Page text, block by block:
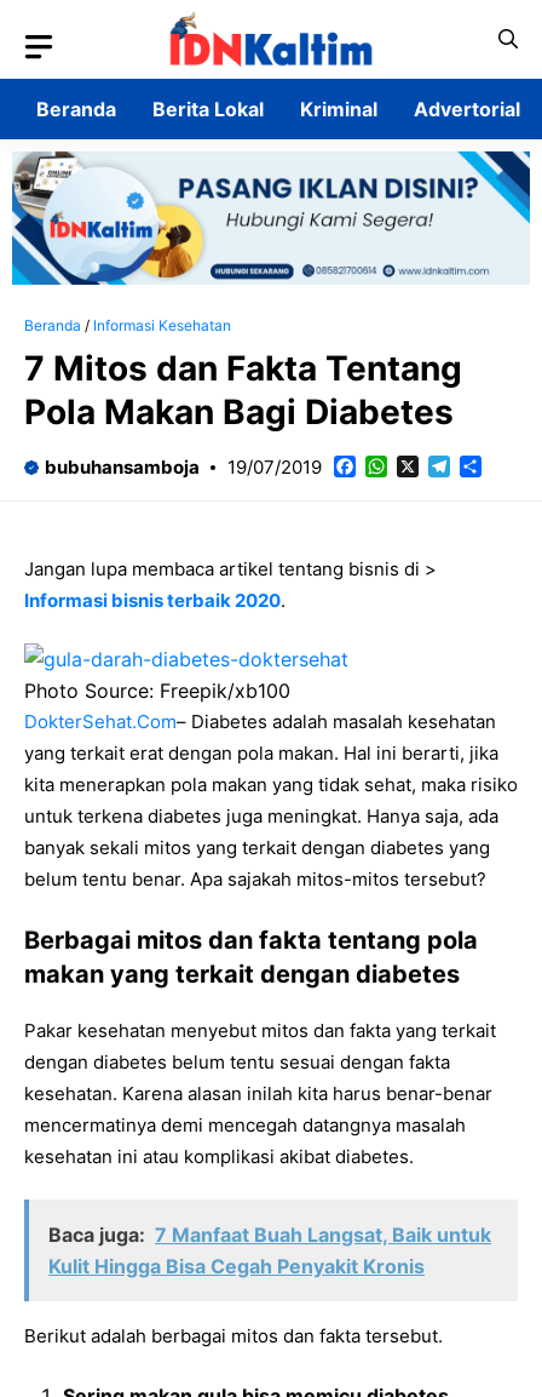
isi
Beranda
Berita Lokal Kriminal Advertorial
Beranda / Informasi Kesehatan
7 Mitos dan Fakta Tentang
Pola Makan Bagi Diabetes
bubuhansamboja 19/07/2019 Facebook
WhatsAppTelegram
Jangan lupa membaca artikel tentang bisnis di >
Informasi bisnis terbaik 2020.
Photo Source: Freepik/xb100
DokterSehat.Com– Diabetes adalah masalah kesehatan
yang terkait erat dengan pola makan. Hal ini berarti, jika
kita menerapkan pola makan yang tidak sehat, maka risiko
untuk terkena diabetes juga meningkat. Hanya saja, ada
banyak sekali mitos yang terkait dengan diabetes yang
belum tentu benar. Apa sajakah mitos-mitos tersebut?
Berbagai mitos dan fakta tentang pola
makan yang terkait dengan diabetes
Pakar kesehatan menyebut mitos dan fakta yang terkait
dengan diabetes belum tentu sesuai dengan fakta
kesehatan. Karena alasan inilah kita harus benar-benar
mencermatinya demi mencegah datangnya masalah
kesehatan ini atau komplikasi akibat diabetes.
Baca juga: 7 Manfaat Buah Langsat, Baik untuk
Kulit Hingga Bisa Cegah Penyakit Kronis
Berikut adalah berbagai mitos dan fakta tersebut.